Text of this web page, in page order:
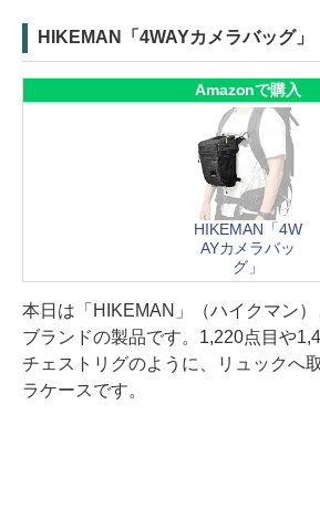
HIKEMAN「4WAYカメラバッグ」
Amazonで購入
HIKEMAN「4W
AYカメラバッ
グ」
本日は「HIKEMAN」（ハイクマン
ブランドの製品です。1,220点目や
チェストリグのように、リュックへ
ラケースです。